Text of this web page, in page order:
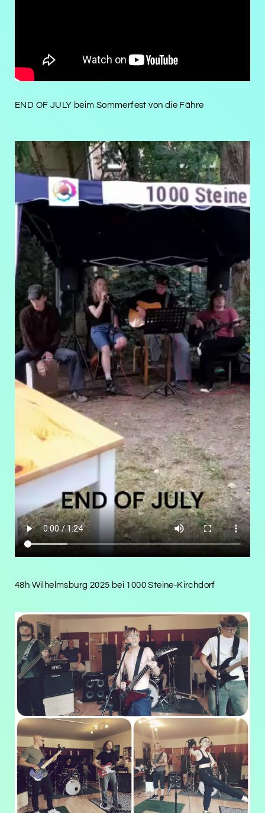
END OF JULY beim Sommerfest von die Fähre
48h Wilhelmsburg 2025 bei 1000 Steine-Kirchdorf